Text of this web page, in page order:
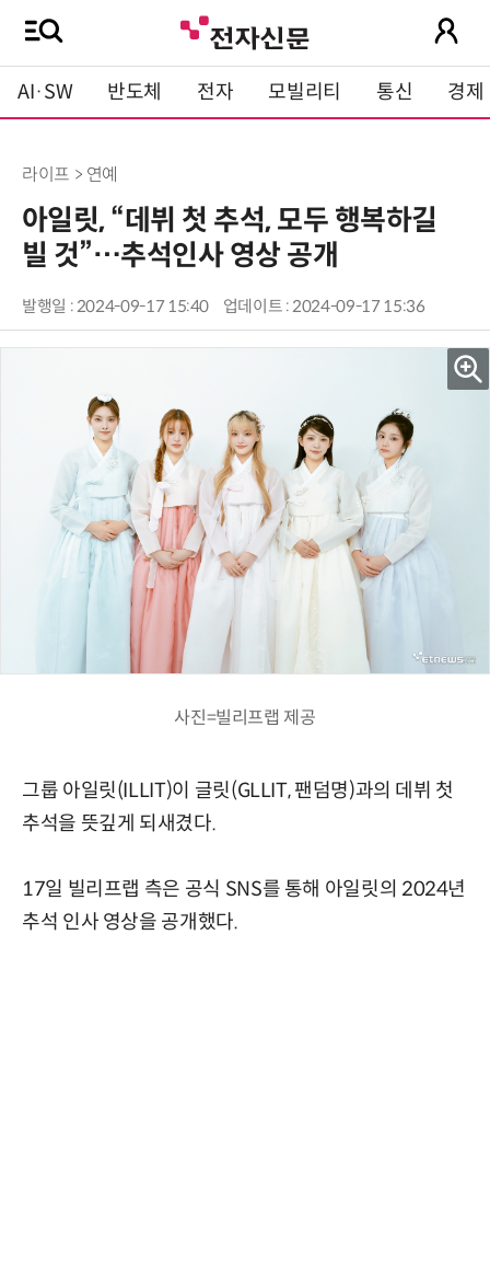
AI·SW 반도체 전자 모빌리티 통신 경제
라이프 > 연예
아일릿, “데뷔 첫 추석, 모두 행복하길
빌 것”…추석인사 영상 공개
발행일 : 2024-09-17 15:40 업데이트 : 2024-09-17 15:36
사진=빌리프랩 제공
그룹 아일릿(ILLIT)이 글릿(GLLIT, 팬덤명)과의 데뷔 첫
추석을 뜻깊게 되새겼다.
17일 빌리프랩 측은 공식 SNS를 통해 아일릿의 2024년
추석 인사 영상을 공개했다.